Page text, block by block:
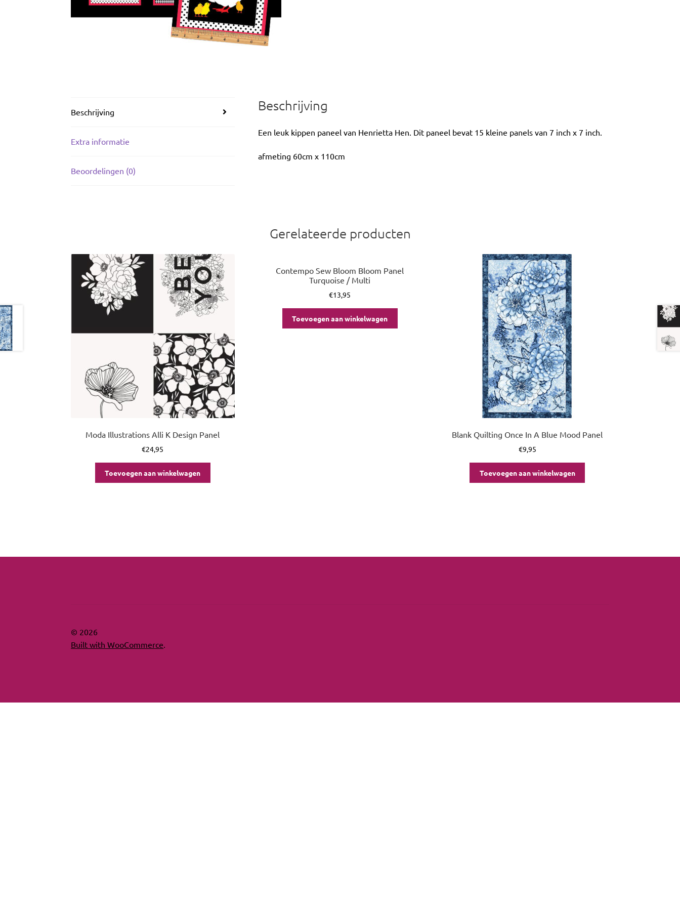
Beschrijving
Extra informatie
Beoordelingen (0)
Beschrijving
Een leuk kippen paneel van Henrietta Hen. Dit paneel bevat 15 kleine panels van 7 inch x 7 inch.
afmeting 60cm x 110cm
Gerelateerde producten
Moda Illustrations Alli K Design Panel
€24,95
Toevoegen aan winkelwagen
Contempo Sew Bloom Bloom Panel
Turquoise / Multi
€13,95
Toevoegen aan winkelwagen
Blank Quilting Once In A Blue Mood Panel
€9,95
Toevoegen aan winkelwagen
© 2026
Built with WooCommerce.